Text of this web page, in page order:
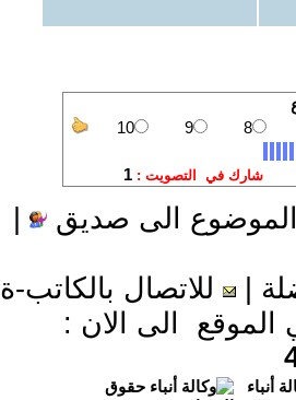
الى صديق
للاتصال بالكاتب-ة
الى الان :